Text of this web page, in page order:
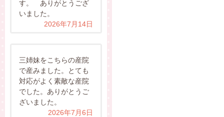
す。 ありがとうござ
いました。
2026年7月14日
三姉妹をこちらの産院
で産みました。とても
対応がよく素敵な産院
でした。ありがとうご
ざいました。
2026年7月6日